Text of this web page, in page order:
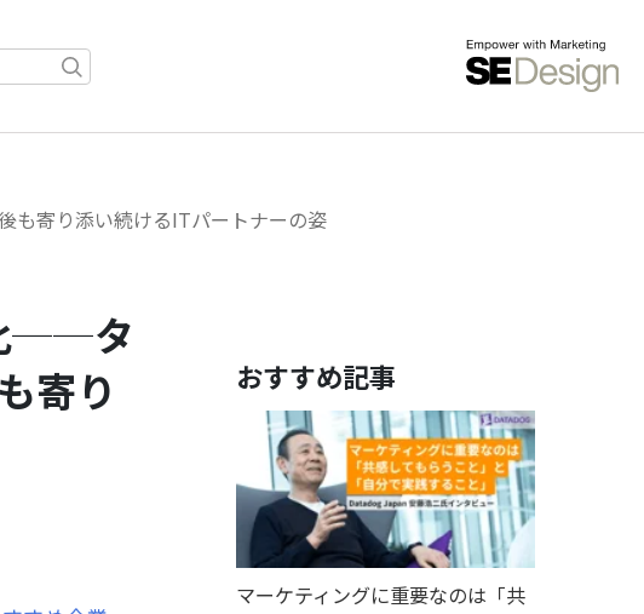
も寄り添い続けるITパートナーの姿
──タ
寄り
おすすめ記事
マーケティングに重要なのは「共